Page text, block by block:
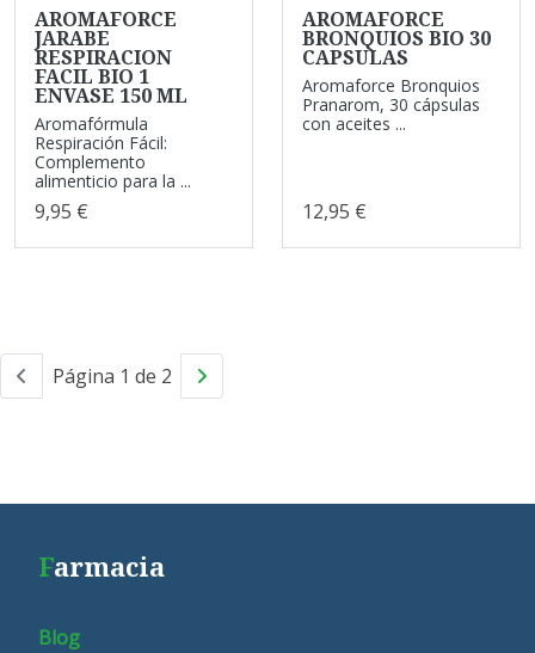
AROMAFORCE
JARABE
RESPIRACION
FACIL BIO 1
ENVASE 150 ML
Aromafórmula
Respiración Fácil:
Complemento
alimenticio para la ...
9,95 €
AROMAFORCE
BRONQUIOS BIO 30
CAPSULAS
Aromaforce Bronquios
Pranarom, 30 cápsulas
con aceites ...
12,95 €
Página 1 de 2
Farmacia
Blog